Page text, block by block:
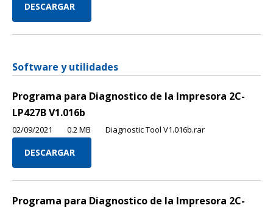
DESCARGAR
Software y utilidades
Programa para Diagnostico de la Impresora 2C-
LP427B V1.016b
02/09/2021 0.2 MB Diagnostic Tool V1.016b.rar
DESCARGAR
Programa para Diagnostico de la Impresora 2C-